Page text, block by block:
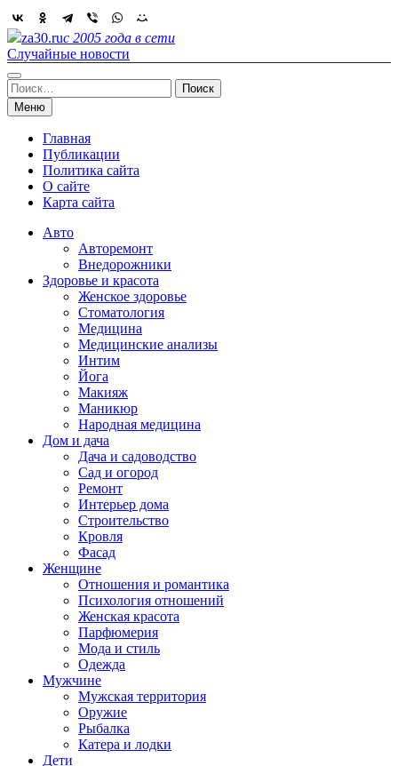
Skip
to
content
za30.ruс 2005 года в сети
Случайные новости
Найти:
Меню
Главная
Публикации
Политика сайта
О сайте
Карта сайта
Авто
Авторемонт
Внедорожники
Здоровье и красота
Женское здоровье
Стоматология
Медицина
Медицинские анализы
Интим
Йога
Макияж
Маникюр
Народная медицина
Дом и дача
Дача и садоводство
Сад и огород
Ремонт
Интерьер дома
Строительство
Кровля
Фасад
Женщине
Отношения и романтика
Психология отношений
Женская красота
Парфюмерия
Мода и стиль
Одежда
Мужчине
Мужская территория
Оружие
Рыбалка
Катера и лодки
Дети